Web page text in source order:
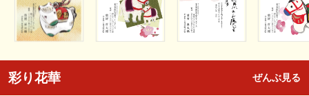
彩り花華 ぜんぶ見る